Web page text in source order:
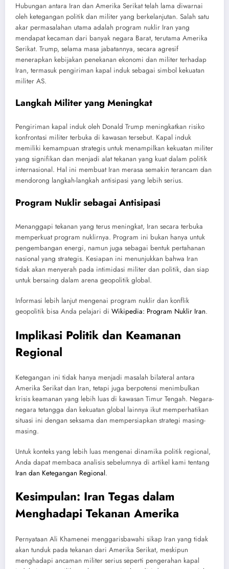
Hubungan antara Iran dan Amerika Serikat telah lama diwarnai
oleh ketegangan politik dan militer yang berkelanjutan. Salah satu
akar permasalahan utama adalah program nuklir Iran yang
mendapat kecaman dari banyak negara Barat, terutama Amerika
Serikat. Trump, selama masa jabatannya, secara agresif
menerapkan kebijakan penekanan ekonomi dan militer terhadap
Iran, termasuk pengiriman kapal induk sebagai simbol kekuatan
militer AS.
Langkah Militer yang Meningkat
Pengiriman kapal induk oleh Donald Trump meningkatkan risiko
konfrontasi militer terbuka di kawasan tersebut. Kapal induk
memiliki kemampuan strategis untuk menampilkan kekuatan militer
yang signifikan dan menjadi alat tekanan yang kuat dalam politik
internasional. Hal ini membuat Iran merasa semakin terancam dan
mendorong langkah-langkah antisipasi yang lebih serius.
Program Nuklir sebagai Antisipasi
Menanggapi tekanan yang terus meningkat, Iran secara terbuka
memperkuat program nuklirnya. Program ini bukan hanya untuk
pengembangan energi, namun juga sebagai bentuk pertahanan
nasional yang strategis. Kesiapan ini menunjukkan bahwa Iran
tidak akan menyerah pada intimidasi militer dan politik, dan siap
untuk bersaing dalam arena geopolitik global.
Informasi lebih lanjut mengenai program nuklir dan konflik
geopolitik bisa Anda pelajari di Wikipedia: Program Nuklir Iran.
Implikasi Politik dan Keamanan
Regional
Ketegangan ini tidak hanya menjadi masalah bilateral antara
Amerika Serikat dan Iran, tetapi juga berpotensi menimbulkan
krisis keamanan yang lebih luas di kawasan Timur Tengah. Negara-
negara tetangga dan kekuatan global lainnya ikut memperhatikan
situasi ini dengan seksama dan mempersiapkan strategi masing-
masing.
Untuk konteks yang lebih luas mengenai dinamika politik regional,
Anda dapat membaca analisis sebelumnya di artikel kami tentang
Iran dan Ketegangan Regional.
Kesimpulan: Iran Tegas dalam
Menghadapi Tekanan Amerika
Pernyataan Ali Khamenei menggarisbawahi sikap Iran yang tidak
akan tunduk pada tekanan dari Amerika Serikat, meskipun
menghadapi ancaman militer serius seperti pengerahan kapal